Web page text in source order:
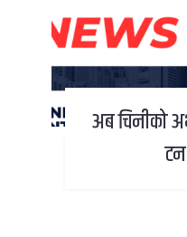
अब चिनीको